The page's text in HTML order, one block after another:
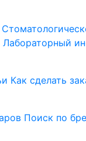
Лабораторный
Как сделать
Поиск по